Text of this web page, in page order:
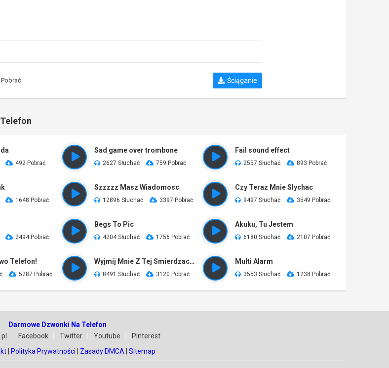
Ściąganie
492 Pobrać
Sad game over trombone
2627 Słuchać 759 Pobrać
Fail sound effect
2557 Słuchać 893 Pobrać
1648 Pobrać
Szzzzz Masz Wiadomosc
12896 Słuchać 3397 Pobrać
Czy Teraz Mnie Slychac
9497 Słuchać 3549 Pobrać
2494 Pobrać
Begs To Pic
4204 Słuchać 1756 Pobrać
Akuku, Tu Jestem
6180 Słuchać 2107 Pobrać
Telefon!
5287 Pobrać
Wyjmij Mnie Z Tej Smierdzacej Kieszeni Hej
8491 Słuchać 3120 Pobrać
Multi Alarm
3553 Słuchać 1238 Pobrać
Darmowe Dzwonki Na Telefon
Facebook Twitter Youtube
Pinterest
| Polityka Prywatności Zasady DMCA Sitemap